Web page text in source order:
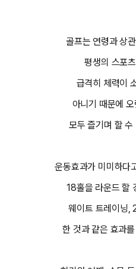
골프는 연령과 상
평생의 스포
급격히 체력이
아니기 때문에
모두 즐기며 할 수
운동효과가 미미하다
18홀을 라운드 할
웨이트 트레이닝,
한 것과 같은 효과